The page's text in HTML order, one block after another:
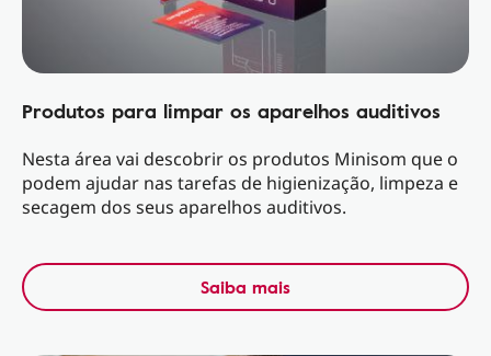
Produtos para limpar os aparelhos auditivos
Nesta área vai descobrir os produtos Minisom que o
podem ajudar nas tarefas de higienização, limpeza e
secagem dos seus aparelhos auditivos.
Saiba mais